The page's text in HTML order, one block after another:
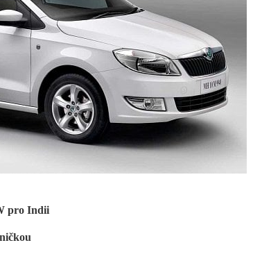
pro Indii